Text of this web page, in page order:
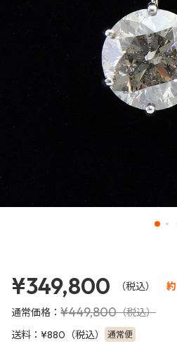
¥349,800 （税込） 約
通常価格： ¥449,800（税込）
送料： ¥880 （税込） 通常便